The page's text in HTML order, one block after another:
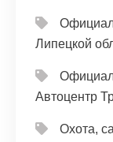
Липецкой
Автоцентр
Охота,